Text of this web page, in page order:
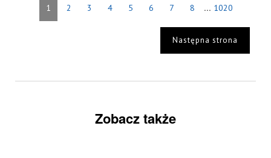
1 2 3 4 5 6 7 8 ... 1020
Następna strona
Zobacz także